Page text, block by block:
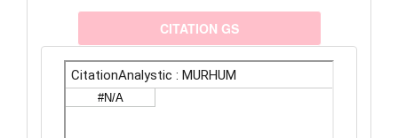
citationanalystic
CITATION GS